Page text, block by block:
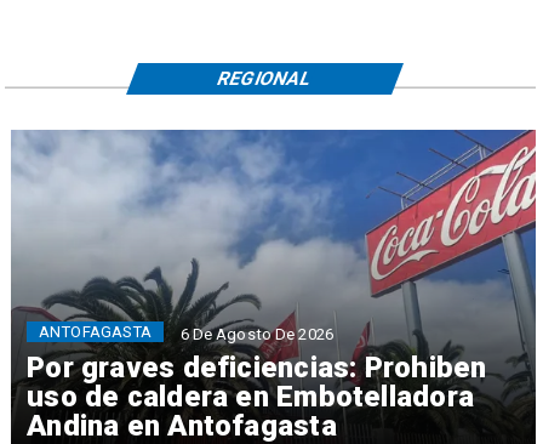
Por graves deficiencias: Prohiben
uso de caldera en Embotelladora
Andina en Antofagasta
ANTOFAGASTA 6 De Agosto De 2026
REGIONAL